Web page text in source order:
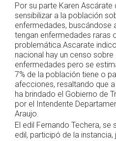
Por su parte Karen Ascárate
sensibilizar a la población
enfermedades, buscándose
tengan enfermedades raras
problemática.Ascarate
nacional hay un censo
enfermedades pero se
7% de la población tiene o
afecciones, resaltando que
ha brindado el Gobierno de
por el Intendente
Araujo.
El edil Fernando Techera, se
edil, participó de la